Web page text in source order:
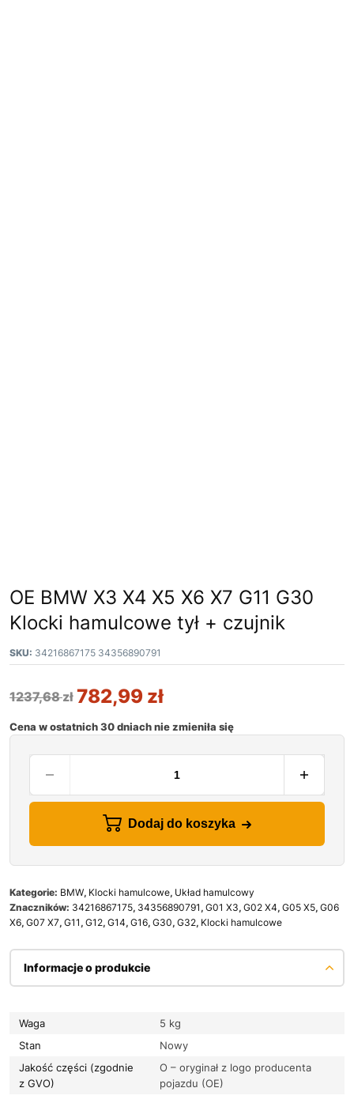
OE BMW X3 X4 X5 X6 X7 G11 G30
Klocki hamulcowe tył + czujnik
SKU: 34216867175 34356890791
1237,68zł 782,99 zł
Cena w ostatnich 30 dniach nie zmieniła się
Dodaj do koszyka
Kategorie: BMW, Klocki hamulcowe, Układ hamulcowy
Znaczników: 34216867175, 34356890791 , G01 X3, G02 X4, G05 X5, G06
X6, G07 X7, G11 , G12, G14, G16, G30, G32, Klocki hamulcowe
Informacje o produkcie
Waga
5 kg
Stan
Nowy
Jakość części (zgodnie
z GVO)
O – oryginał z logo producenta
pojazdu (OE)